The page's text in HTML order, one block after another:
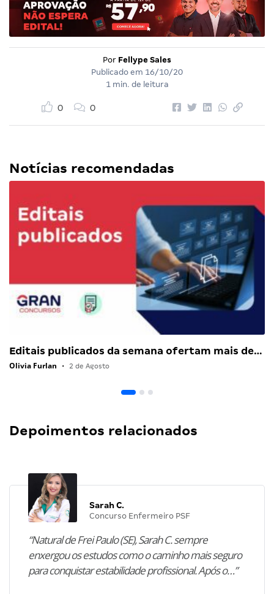
Por Fellype Sales
Publicado em 16/10/20
1 min. de leitura
0 0
Notícias recomendadas
Editais publicados da semana ofertam mais de…
Olivia Furlan • 2 de Agosto
Depoimentos relacionados
Sarah C.
Concurso Enfermeiro PSF
“Natural de Frei Paulo (SE), Sarah C. sempre
enxergou os estudos como o caminho mais seguro
para conquistar estabilidade profissional. Após o…”